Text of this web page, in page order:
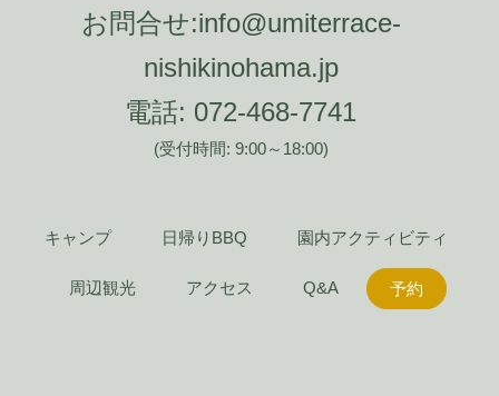
お問合せ:info@umiterrace-
nishikinohama.jp
電話: 072-468-7741
(受付時間: 9:00～18:00)
キャンプ 日帰りBBQ 園内アクティビティ
周辺観光 アクセス Q&A 予約